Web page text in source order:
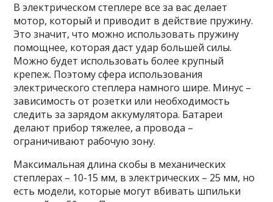
В электрическом степлере все за вас делает
мотор, который и приводит в действие пружину.
Это значит, что можно использовать пружину
помощнее, которая даст удар большей силы.
Можно будет использовать более крупный
крепеж. Поэтому сфера использования
электрического степлера намного шире. Минус –
зависимость от розетки или необходимость
следить за зарядом аккумулятора. Батареи
делают прибор тяжелее, а провода –
ограничивают рабочую зону.
Максимальная длина скобы в механических
степлерах – 10-15 мм, в электрических – 25 мм, но
есть модели, которые могут вбивать шпильки